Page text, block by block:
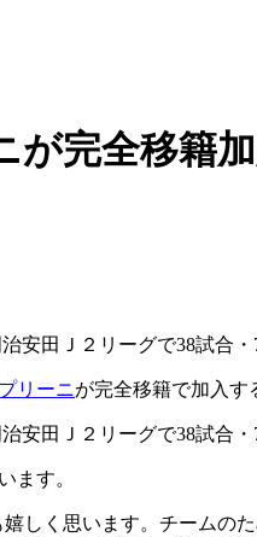
完全移籍加
安田Ｊ２リーグで38試合
リーニが完全移籍で加入す
安田Ｊ２リーグで38試合・
ます。
しく思います。チームの